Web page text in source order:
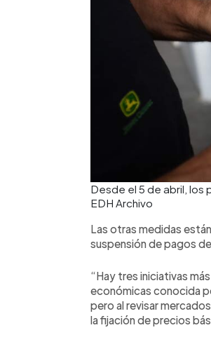
Desde el 5 de abril, los
EDH Archivo
Las otras medidas
suspensión de pagos
“Hay tres iniciativas
económicas conocida
pero al revisar
la fijación de precios